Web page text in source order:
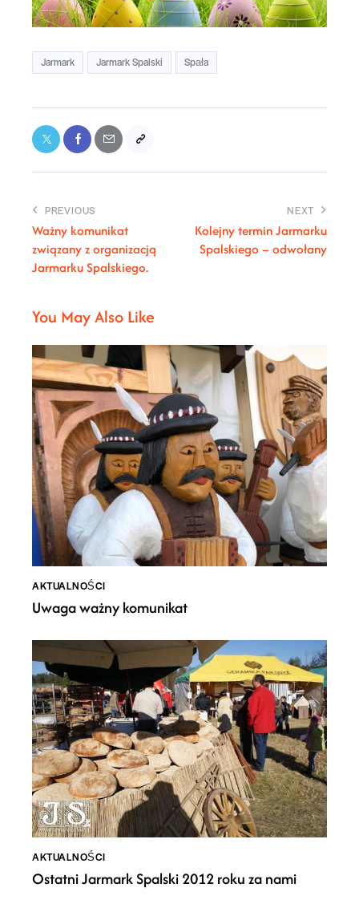
Jarmark Jarmark Spalski Spała
PREVIOUS
Ważny komunikat
związany z organizacją
Jarmarku Spalskiego.
NEXT
Kolejny termin Jarmarku
Spalskiego – odwołany
You May Also Like
AKTUALNOŚCI
Uwaga ważny komunikat
AKTUALNOŚCI
Ostatni Jarmark Spalski 2012 roku za nami